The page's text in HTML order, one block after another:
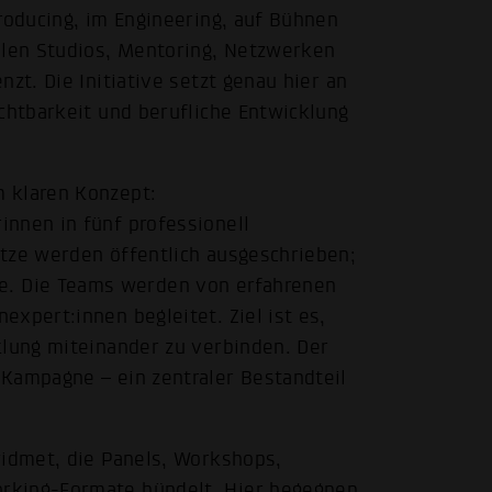
im Engineering, auf Bühnen
Studios, Mentoring, Netzwerken
Die Initiative setzt genau hier an
und berufliche Entwicklung
klaren Konzept:
in fünf professionell
werden öffentlich ausgeschrieben;
Die Teams werden von erfahrenen
begleitet. Ziel ist es,
miteinander zu verbinden. Der
– ein zentraler Bestandteil
die Panels, Workshops,